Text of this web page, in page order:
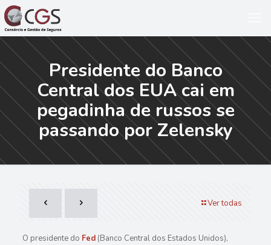
Presidente do Banco
Central dos EUA cai em
pegadinha de russos se
passando por Zelensky
Ver todas
O presidente do Fed(Banco Central dos Estados Unidos),